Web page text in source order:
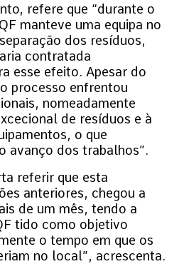
refere que “durante o
manteve uma equipa no
dos resíduos,
contratada
esse efeito. Apesar do
processo enfrentou
nomeadamente
de resíduos e à
o que
avanço dos trabalhos”.
referir que esta
anteriores, chegou a
de um mês, tendo a
tido como objetivo
o tempo em que os
no local”, acrescenta.